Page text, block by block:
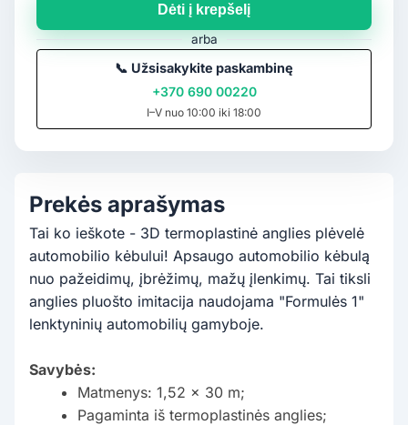
Dėti į krepšelį
arba
📞 Užsisakykite paskambinę
+370 690 00220
I–V nuo 10:00 iki 18:00
Prekės aprašymas
Tai ko ieškote - 3D termoplastinė anglies plėvelė
automobilio kėbului! Apsaugo automobilio kėbulą
nuo pažeidimų, įbrėžimų, mažų įlenkimų. Tai tiksli
anglies pluošto imitacija naudojama "Formulės 1"
lenktyninių automobilių gamyboje.
Savybės:
Matmenys: 1,52 x 30 m;
Pagaminta iš termoplastinės anglies;